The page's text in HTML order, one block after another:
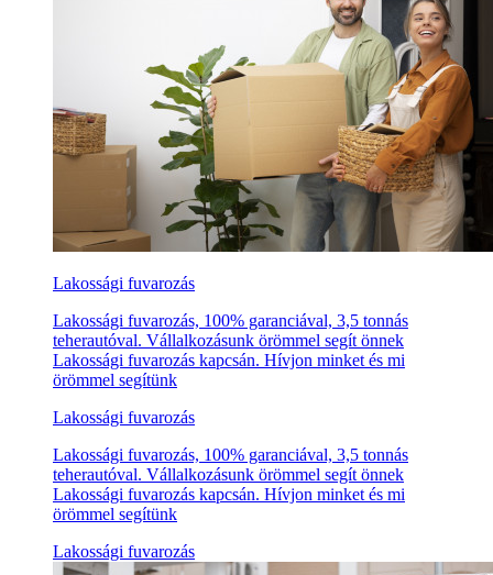
Lakossági fuvarozás
Lakossági fuvarozás, 100% garanciával, 3,5 tonnás
teherautóval. Vállalkozásunk örömmel segít önnek
Lakossági fuvarozás kapcsán. Hívjon minket és mi
örömmel segítünk
Lakossági fuvarozás
Lakossági fuvarozás, 100% garanciával, 3,5 tonnás
teherautóval. Vállalkozásunk örömmel segít önnek
Lakossági fuvarozás kapcsán. Hívjon minket és mi
örömmel segítünk
Lakossági fuvarozás